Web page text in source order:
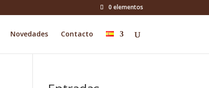
0 elementos
Novedades Contacto